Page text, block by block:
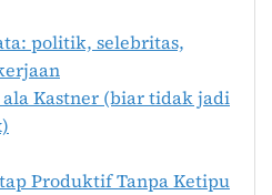
politik, selebritas,
Kastner (biar tidak jadi
Produktif Tanpa Ketipu